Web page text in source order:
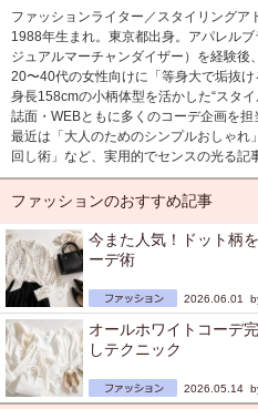
ファッションライター／スタイリングア
1988年生まれ。東京都出身。アパレル
ジュアルマーチャンダイザー）を経験後
20〜40代の女性向けに「等身大で垢抜け
身長158cmの小柄体型を活かした“スタ
誌面・WEBともに多くのコーデ企画を担
最近は「大人のためのシンプルおしゃれ
回し術」など、実用的でセンスの光る記
ファッションのおすすめ記事
今また人気！ドット柄
ーデ術
2026.06.01
オールホワイトコーデ
しテクニック
2026.05.14